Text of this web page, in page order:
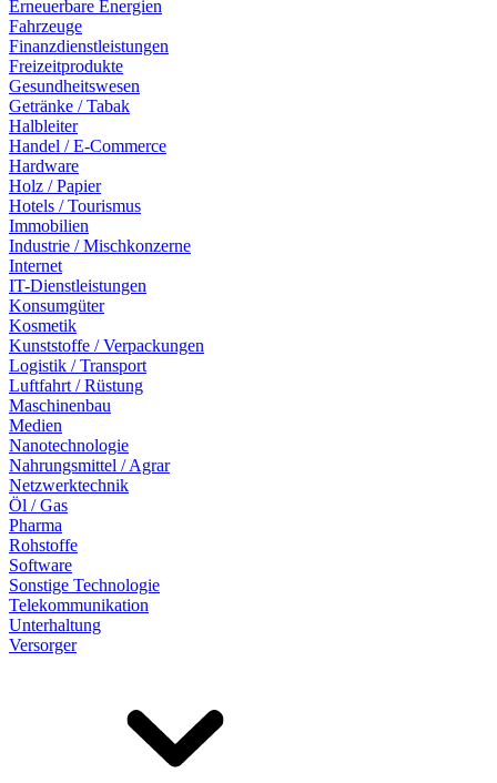
Erneuerbare Energien
Fahrzeuge
Finanzdienstleistungen
Freizeitprodukte
Gesundheitswesen
Getränke / Tabak
Halbleiter
Handel / E-Commerce
Hardware
Holz / Papier
Hotels / Tourismus
Immobilien
Industrie / Mischkonzerne
Internet
IT-Dienstleistungen
Konsumgüter
Kosmetik
Kunststoffe / Verpackungen
Logistik / Transport
Luftfahrt / Rüstung
Maschinenbau
Medien
Nanotechnologie
Nahrungsmittel / Agrar
Netzwerktechnik
Öl / Gas
Pharma
Rohstoffe
Software
Sonstige Technologie
Telekommunikation
Unterhaltung
Versorger